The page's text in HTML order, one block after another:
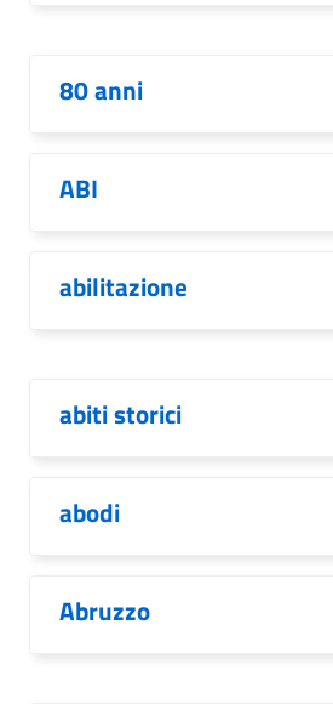
80 anni
ABI
abilitazione
abiti storici
abodi
Abruzzo